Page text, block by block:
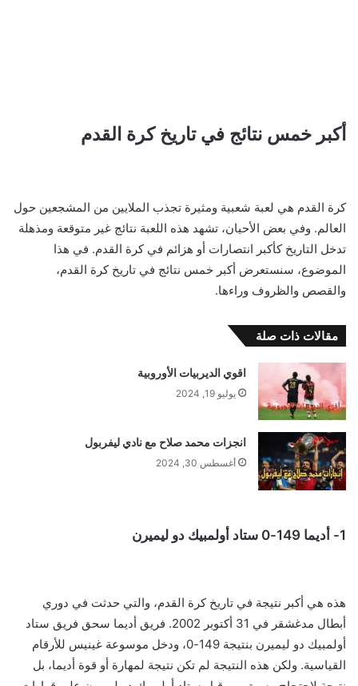
أكبر خمس نتائج في تاريخ كرة القدم
كرة القدم هي لعبة شعبية ومثيرة تجذب الملايين من المشجعين حول
العالم. وفي بعض الأحيان، تشهد هذه اللعبة نتائج غير متوقعة ومذهلة
تدخل التاريخ كأكبر انتصارات أو هزائم في كرة القدم. في هذا
الموضوع، سنستعرض أكبر خمس نتائج في تاريخ كرة القدم،
والقصص والظروف وراءها.
مقالات ذات صلة
اقوي الديربيات الأوروبية
يوليو 19, 2024
انجزات محمد صلاح مع نادي ليفربول
أغسطس 30, 2024
1- أديما 149-0 ستاد أولمبيك دو ليميرن
هذه هي أكبر نتيجة في تاريخ كرة القدم، والتي حدثت في دوري
أبطال مدغشقر في 31 أكتوبر 2002. فريق أديما سحق فريق ستاد
أولمبيك دو ليميرن بنتيجة 149-0، ودخل موسوعة غينيس للأرقام
القياسية. ولكن هذه النتيجة لم تكن نتيجة لمهارة أو قوة أديما، بل